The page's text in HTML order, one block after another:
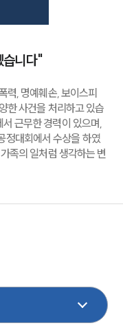
습니다"
력, 명예훼손, 보이스피
한 사건을 처리하고 있습
근무한 경력이 있으며,
정대회에서 수상을 하였
족의 일처럼 생각하는 변